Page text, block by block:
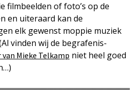
filmbeelden of foto’s op de
en uiteraard kan de
elk gewenst moppie muziek
vinden wij de begrafenis-
Mieke Telkamp niet heel goed